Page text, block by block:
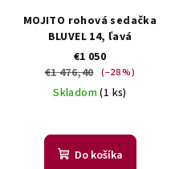
MOJITO rohová sedačka
BLUVEL 14, ľavá
€1 050
€1 476,40 (–28 %)
Skladom(1 ks)
Do košíka